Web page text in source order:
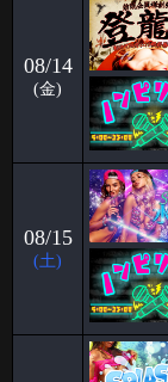
祝🎊🎊5周年
ハプニングバーの
いつもPapillon
2026-06-09
パンブログ「雨
お久しぶりです！
去りましたね。
2026-06-03
🥳5月女子抽選🥳
🦋🉐女性様特典
7380 当選
2026-05-15
すずブログ🦋パ
08/14
(金)
08/15
(土)